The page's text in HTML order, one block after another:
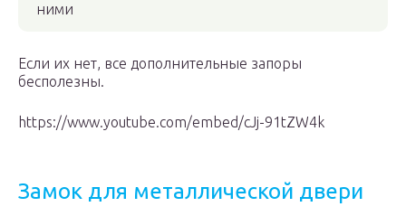
ними
Если их нет, все дополнительные запоры
бесполезны.
https://www.youtube.com/embed/cJj-91tZW4k
Замок для металлической двери